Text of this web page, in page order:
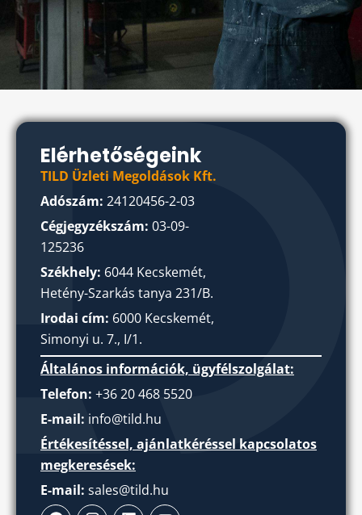
Elérhetőségeink
TILD Üzleti Megoldások Kft.
Adószám: 24120456-2-03
Cégjegyzékszám: 03-09-
125236
Székhely: 6044 Kecskemét,
Hetény-Szarkás tanya 231/B.
Irodai cím: 6000 Kecskemét,
Simonyi u. 7., I/1.
Általános információk, ügyfélszolgálat:
Telefon: +36 20 468 5520
E-mail: info@tild.hu
Értékesítéssel, ajánlatkéréssel kapcsolatos
megkeresések:
E-mail: sales@tild.hu